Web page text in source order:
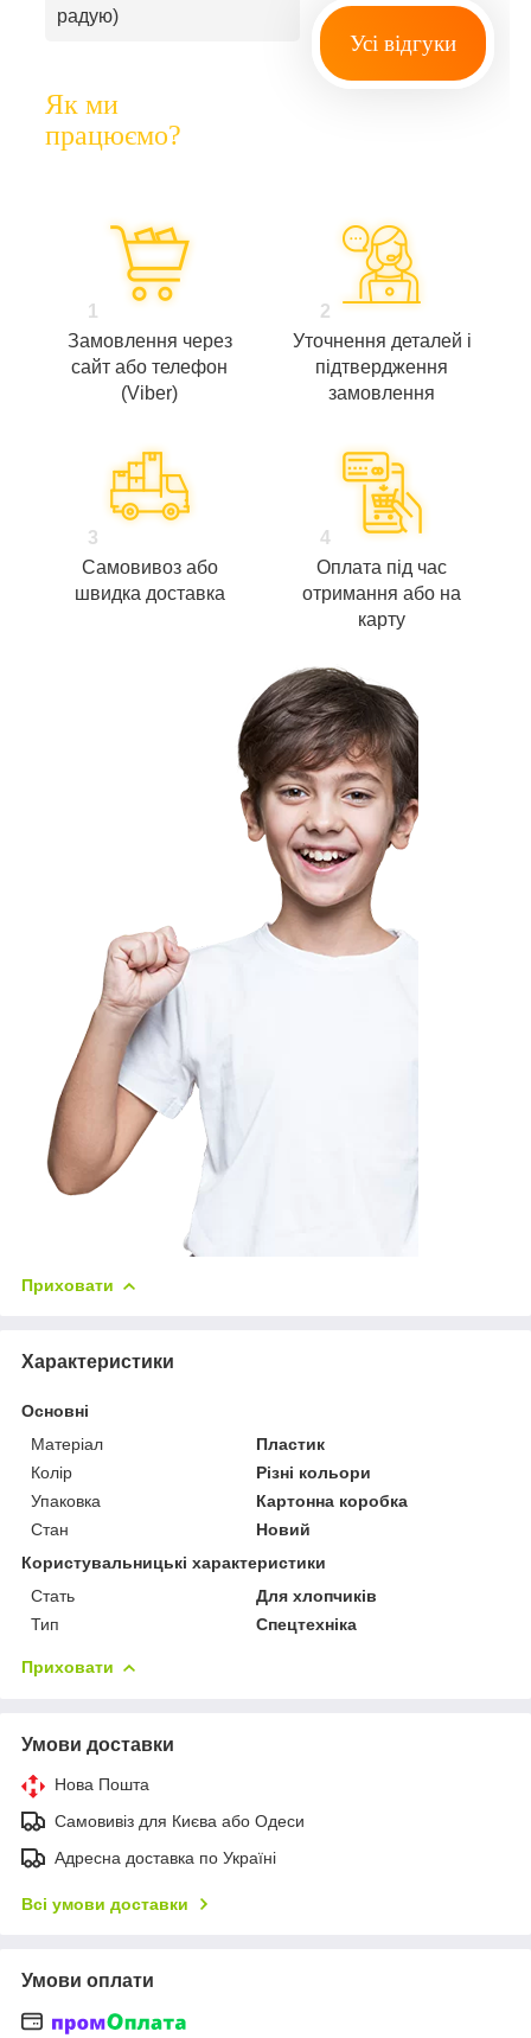
радую)
Усі відгуки
Як ми
працюємо?
1
Замовлення через
сайт або телефон
(Viber)
2
Уточнення деталей і
підтвердження
замовлення
3
Самовивоз або
швидка доставка
4
Оплата під час
отримання або на
карту
Приховати
Характеристики
Основні
Матеріал
Пластик
Колір
Різні кольори
Упаковка
Картонна коробка
Стан
Новий
Користувальницькі характеристики
Стать
Для хлопчиків
Тип
Спецтехніка
Приховати
Умови доставки
Нова Пошта
Самовивіз для Києва або Одеси
Адресна доставка по Україні
Всі умови доставки
Умови оплати